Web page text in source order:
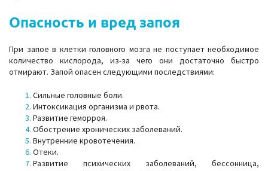
Опасность и вред запоя
При запое в клетки головного мозга не поступает необходимое
количество кислорода, из-за чего они достаточно быстро
отмирают. Запой опасен следующими последствиями:
Сильные головные боли.
Интоксикация организма и рвота.
Развитие геморроя.
Обострение хронических заболеваний.
Внутренние кровотечения.
Отеки.
Развитие психических заболеваний, бессонница,